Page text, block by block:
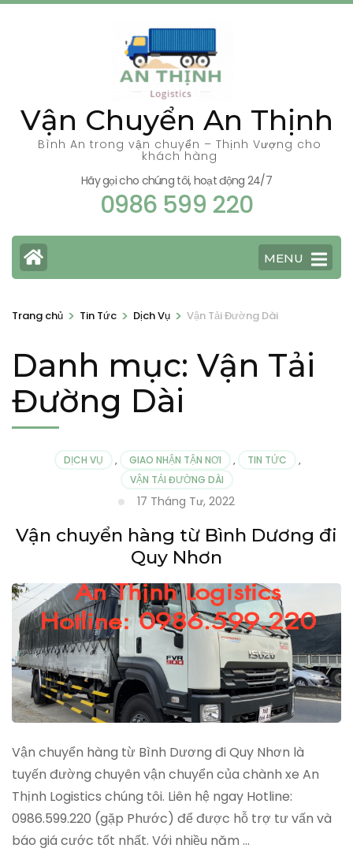
Bỏ
dungVận Chuyển An Thịnh
Bình An trong vận chuyển – Thịnh Vượng cho
khách hàng
Hãy gọi cho chúng tôi, hoạt động 24/7
0986 599 220
MENU
Trang chủ > Tin Tức > Dịch Vụ > Vận Tải Đường Dài
Danh mục: Vận Tải
Đường Dài
DỊCH VỤ , GIAO NHẬN TẬN NƠI , TIN TỨC
,
VẬN TẢI ĐƯỜNG DÀI
17 Tháng Tư, 2022
Vận chuyển hàng từ Bình Dương đi
Quy Nhơn
Vận chuyển hàng từ Bình Dương đi Quy Nhơn là
tuyến đường chuyên vận chuyển của chành xe An
Thịnh Logistics chúng tôi. Liên hệ ngay Hotline:
0986.599.220 (gặp Phước) để được hỗ trợ tư vấn và
báo giá cước tốt nhất. Với nhiều năm …